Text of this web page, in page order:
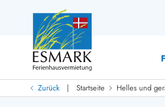
Last Minute
Zurück | Startseite Helles und